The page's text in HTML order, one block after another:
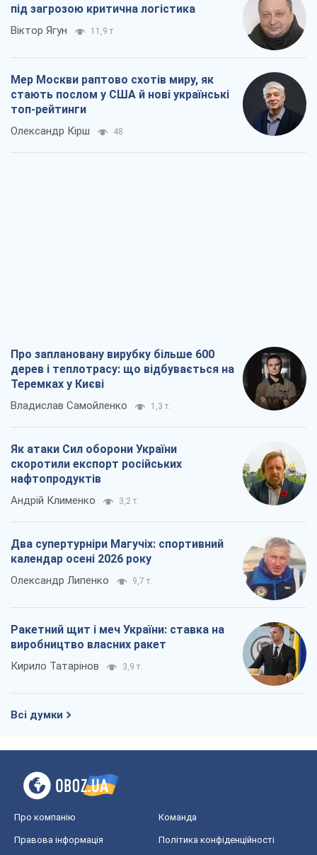
під загрозою критична логістика
Віктор Ягун 11,9 т.
Мер Москви раптово схотів миру, як
стають послом у США й нові українські
топ-рейтинги
Олександр Кірш 48
Про заплановану вирубку більше 600
дерев і теплотрасу: що відбувається на
Теремках у Києві
Владислав Самойленко 1,3 т.
Як атаки Сил оборони України
скоротили експорт російських
нафтопродуктів
Андрій Клименко 3,2 т.
Два супертурніри Магучіх: спортивний
календар осені 2026 року
Олександр Липенко 9,7 т.
Ракетний щит і меч України: ставка на
виробництво власних ракет
Кирило Татарінов 3,9 т.
Всі думки
Про компанію Команда
Правова інформація Політика конфіденційності